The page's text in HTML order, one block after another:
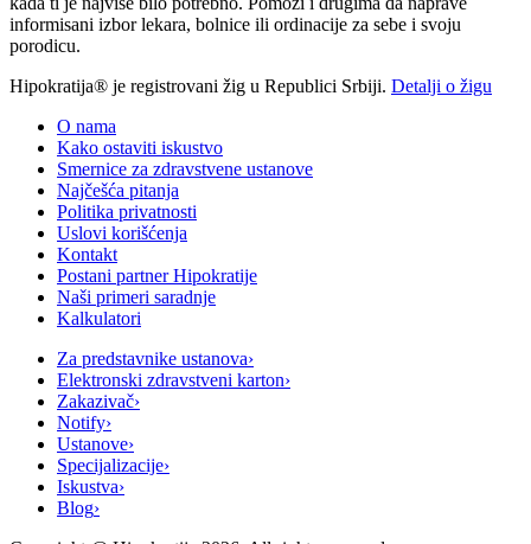
informisani izbor lekara, bolnice ili ordinacije za sebe i svoju
porodicu.
Hipokratija® je registrovani žig u Republici Srbiji. Detalji o žigu
O nama
Kako ostaviti iskustvo
Smernice za zdravstvene ustanove
Najčešća pitanja
Politika privatnosti
Uslovi korišćenja
Kontakt
Postani partner Hipokratije
Naši primeri saradnje
Kalkulatori
Za predstavnike ustanova›
Elektronski zdravstveni karton›
Zakazivač›
Notify›
Ustanove›
Specijalizacije›
Iskustva›
Blog›